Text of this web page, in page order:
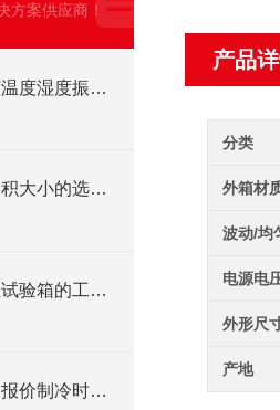
方案供应商！
分体测试不准？读懂温度湿度振动三综合试验箱核心价值
谈谈高低温试验箱容积大小的选择要点
使用环境影响高低温试验箱的工作效率
怎么高低温试验箱的报价制冷时玻璃是热的
产品
分类
外箱材
波动/均
电源电
外形尺
产地